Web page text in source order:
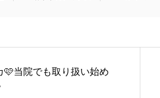
🩷当院でも取り扱い始め